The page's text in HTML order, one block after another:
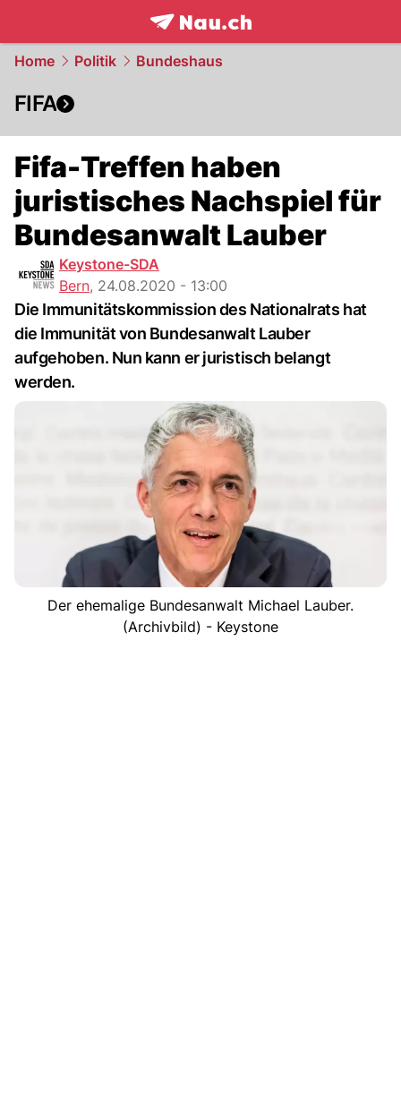
frontpage.NAU.ch
Home Politik Bundeshaus
FIFA
Fifa-Treffen haben
juristisches Nachspiel für
Bundesanwalt Lauber
Keystone-SDA
Bern, 24.08.2020 - 13:00
Die Immunitätskommission des Nationalrats hat
die Immunität von Bundesanwalt Lauber
aufgehoben. Nun kann er juristisch belangt
werden.
Der ehemalige Bundesanwalt Michael Lauber.
(Archivbild) - Keystone